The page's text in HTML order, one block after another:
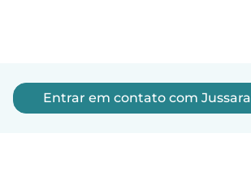
Entrar em contato com Jussara